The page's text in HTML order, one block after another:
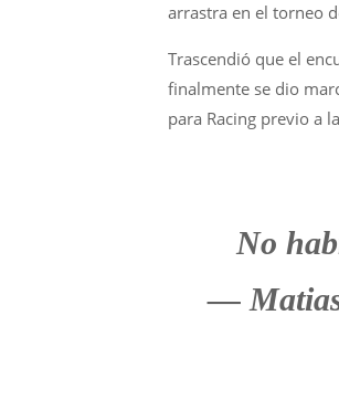
arrastra en el torneo
Trascendió que el
finalmente se dio
para Racing previo a
No
—